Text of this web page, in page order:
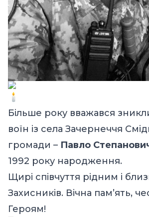
Більше року вважався
воїн із села Зачернеччя
громади – Павло
1992 року народження.
Щирі співчуття рідним і
Захисників. Вічна пам’ять,
Героям!